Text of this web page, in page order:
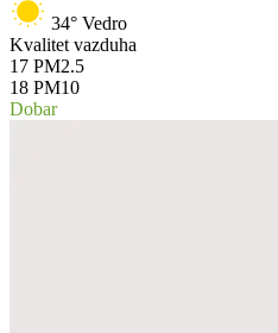
34° Vedro
Kvalitet vazduha
17 PM2.5
18 PM10
Dobar